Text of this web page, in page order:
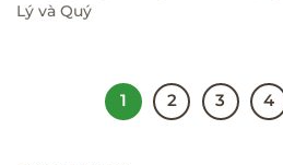
Lý và Quý
1 2 3 4